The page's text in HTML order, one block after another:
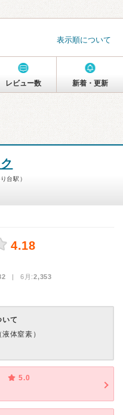
表示順について
レビュー数 新着・更新
台駅）
4.18
| 6月:2,353
いて
体窒素）
5.0